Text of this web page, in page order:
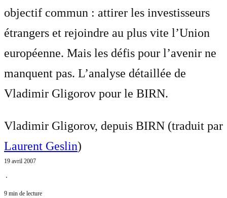
objectif commun : attirer les investisseurs
étrangers et rejoindre au plus vite l’Union
européenne. Mais les défis pour l’avenir ne
manquent pas. L’analyse détaillée de
Vladimir Gligorov pour le BIRN.
Vladimir Gligorov, depuis BIRN (traduit par
Laurent Geslin)
19 avril 2007
⋅
9 min de lecture